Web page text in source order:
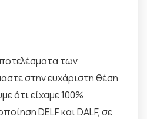
των
στην ευχάριστη θέση
ότι είχαμε 100%
DELF και DALF, σε